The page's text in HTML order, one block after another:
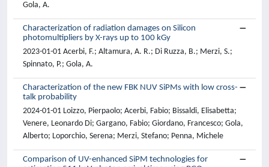
Gola, A.
Characterization of radiation damages on Silicon
photomultipliers by X-rays up to 100 kGy
2023-01-01 Acerbi, F.; Altamura, A. R.; Di Ruzza, B.; Merzi, S.;
Spinnato, P.; Gola, A.
Characterization of the new FBK NUV SiPMs with low cross-
talk probability
2024-01-01 Loizzo, Pierpaolo; Acerbi, Fabio; Bissaldi, Elisabetta;
Venere, Leonardo Di; Gargano, Fabio; Giordano, Francesco; Gola,
Alberto; Loporchio, Serena; Merzi, Stefano; Penna, Michele
Comparison of UV-enhanced SiPM technologies for